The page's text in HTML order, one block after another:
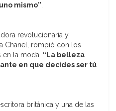
mismo”.
revolucionaria y
Chanel, rompió con los
en la moda. “La belleza
en que decides ser tú
británica y una de las